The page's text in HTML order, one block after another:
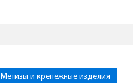
Метизы и крепежные изделия